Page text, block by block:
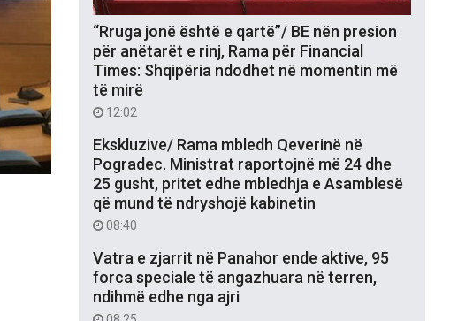
“Rruga jonë është e qartë”/ BE nën presion
për anëtarët e rinj, Rama për Financial
Times: Shqipëria ndodhet në momentin më
të mirë
12:02
Ekskluzive/ Rama mbledh Qeverinë në
Pogradec. Ministrat raportojnë më 24 dhe
25 gusht, pritet edhe mbledhja e Asamblesë
që mund të ndryshojë kabinetin
08:40
Vatra e zjarrit në Panahor ende aktive, 95
forca speciale të angazhuara në terren,
ndihmë edhe nga ajri